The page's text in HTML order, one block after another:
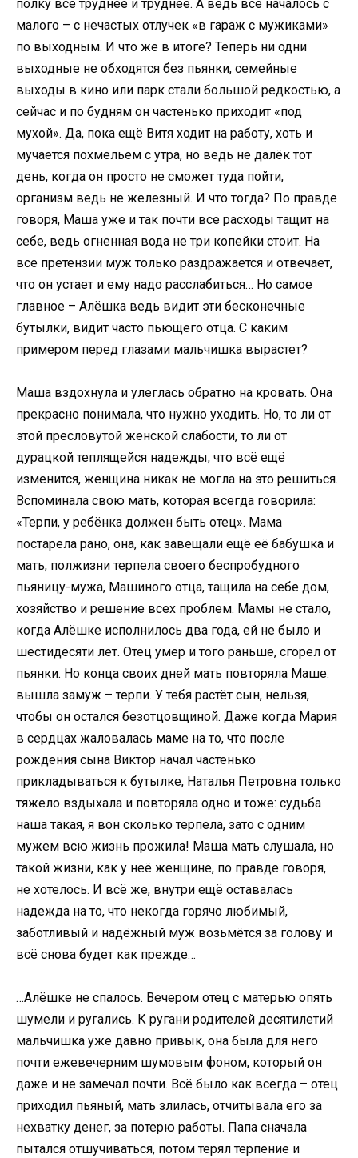
полку всё труднее и труднее. А ведь всё началось с
малого – с нечастых отлучек «в гараж с мужиками»
по выходным. И что же в итоге? Теперь ни одни
выходные не обходятся без пьянки, семейные
выходы в кино или парк стали большой редкостью, а
сейчас и по будням он частенько приходит «под
мухой». Да, пока ещё Витя ходит на работу, хоть и
мучается похмельем с утра, но ведь не далёк тот
день, когда он просто не сможет туда пойти,
организм ведь не железный. И что тогда? По правде
говоря, Маша уже и так почти все расходы тащит на
себе, ведь огненная вода не три копейки стоит. На
все претензии муж только раздражается и отвечает,
что он устает и ему надо расслабиться… Но самое
главное – Алёшка ведь видит эти бесконечные
бутылки, видит часто пьющего отца. С каким
примером перед глазами мальчишка вырастет?
Маша вздохнула и улеглась обратно на кровать. Она
прекрасно понимала, что нужно уходить. Но, то ли от
этой пресловутой женской слабости, то ли от
дурацкой теплящейся надежды, что всё ещё
изменится, женщина никак не могла на это решиться.
Вспоминала свою мать, которая всегда говорила:
«Терпи, у ребёнка должен быть отец». Мама
постарела рано, она, как завещали ещё её бабушка и
мать, полжизни терпела своего беспробудного
пьяницу-мужа, Машиного отца, тащила на себе дом,
хозяйство и решение всех проблем. Мамы не стало,
когда Алёшке исполнилось два года, ей не было и
шестидесяти лет. Отец умер и того раньше, сгорел от
пьянки. Но конца своих дней мать повторяла Маше:
вышла замуж – терпи. У тебя растёт сын, нельзя,
чтобы он остался безотцовщиной. Даже когда Мария
в сердцах жаловалась маме на то, что после
рождения сына Виктор начал частенько
прикладываться к бутылке, Наталья Петровна только
тяжело вздыхала и повторяла одно и тоже: судьба
наша такая, я вон сколько терпела, зато с одним
мужем всю жизнь прожила! Маша мать слушала, но
такой жизни, как у неё женщине, по правде говоря,
не хотелось. И всё же, внутри ещё оставалась
надежда на то, что некогда горячо любимый,
заботливый и надёжный муж возьмётся за голову и
всё снова будет как прежде…
…Алёшке не спалось. Вечером отец с матерью опять
шумели и ругались. К ругани родителей десятилетий
мальчишка уже давно привык, она была для него
почти ежевечерним шумовым фоном, который он
даже и не замечал почти. Всё было как всегда – отец
приходил пьяный, мать злилась, отчитывала его за
нехватку денег, за потерю работы. Папа сначала
пытался отшучиваться, потом терял терпение и